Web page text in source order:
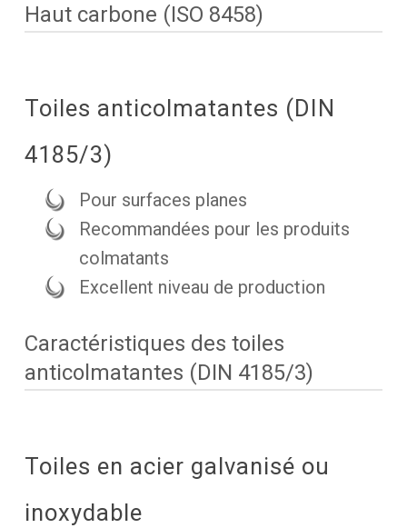
Haut carbone (ISO 8458)
Toiles anticolmatantes (DIN
4185/3)
Pour surfaces planes
Recommandées pour les produits
colmatants
Excellent niveau de production
Caractéristiques des toiles
anticolmatantes (DIN 4185/3)
Toiles en acier galvanisé ou
inoxydable